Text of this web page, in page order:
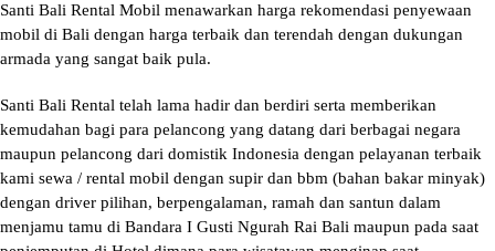
Santi Bali Rental Mobil menawarkan harga rekomendasi penyewaan
mobil di Bali dengan harga terbaik dan terendah dengan dukungan
armada yang sangat baik pula.
Santi Bali Rental telah lama hadir dan berdiri serta memberikan
kemudahan bagi para pelancong yang datang dari berbagai negara
maupun pelancong dari domistik Indonesia dengan pelayanan terbaik
kami sewa / rental mobil dengan supir dan bbm (bahan bakar minyak)
dengan driver pilihan, berpengalaman, ramah dan santun dalam
menjamu tamu di Bandara I Gusti Ngurah Rai Bali maupun pada saat